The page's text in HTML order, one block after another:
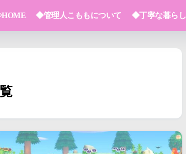
◆管理人こももについて ◆丁寧な暮らし